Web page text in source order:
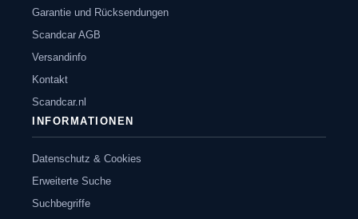
Garantie und Rücksendungen
Scandcar AGB
Versandinfo
Kontakt
Scandcar.nl
INFORMATIONEN
Datenschutz & Cookies
Erweiterte Suche
Suchbegriffe